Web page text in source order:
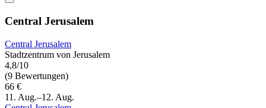
Central Jerusalem
Central Jerusalem
Stadtzentrum von Jerusalem
4,8/10
(9 Bewertungen)
66 €
11. Aug.–12. Aug.